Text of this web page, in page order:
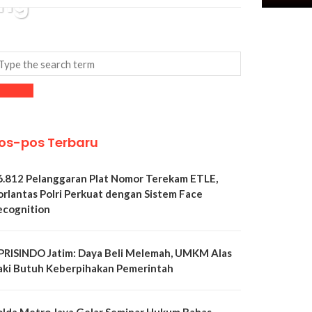
pos Terbaru
Pelanggaran Plat Nomor Terekam ETLE,
Polri Perkuat dengan Sistem Face
Jatim: Daya Beli Melemah, UMKM Alas
Butuh Keberpihakan Pemerintah